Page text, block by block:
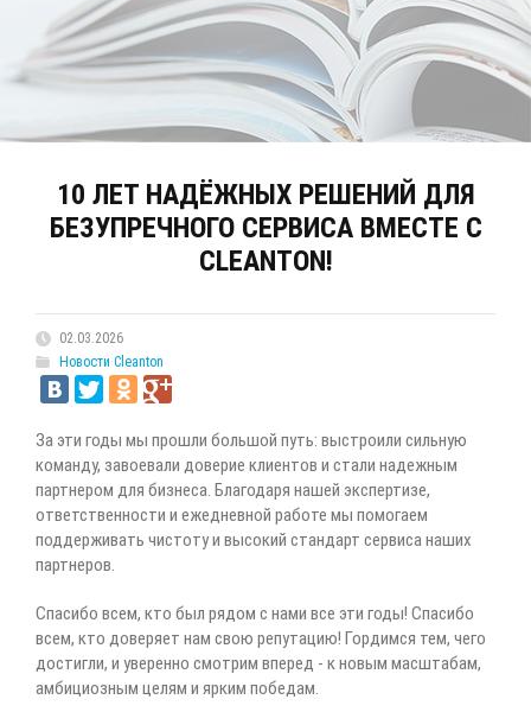
10 ЛЕТ НАДЁЖНЫХ РЕШЕНИЙ ДЛЯ
БЕЗУПРЕЧНОГО СЕРВИСА ВМЕСТЕ С
CLEANTON!
02.03.2026
Новости Cleanton
За эти годы мы прошли большой путь: выстроили сильную
команду, завоевали доверие клиентов и стали надежным
партнером для бизнеса. Благодаря нашей экспертизе,
ответственности и ежедневной работе мы помогаем
поддерживать чистоту и высокий стандарт сервиса наших
партнеров.
Спасибо всем, кто был рядом с нами все эти годы! Спасибо
всем, кто доверяет нам свою репутацию! Гордимся тем, чего
достигли, и уверенно смотрим вперед - к новым масштабам,
амбициозным целям и ярким победам.